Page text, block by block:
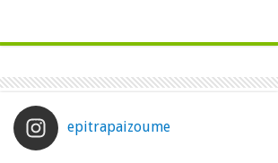
epitrapaizoume